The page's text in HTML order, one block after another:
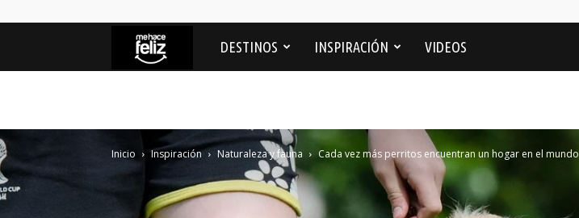
Me
feliz
DESTINOS INSPIRACIÓN VIDEOS
Inicio Inspiración Naturaleza y fauna Cada vez más perritos encuentran un hogar en el mundo